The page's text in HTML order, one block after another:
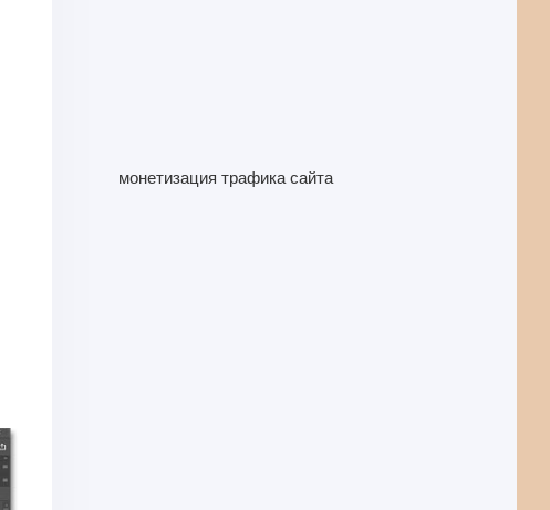
монетизация трафика сайта